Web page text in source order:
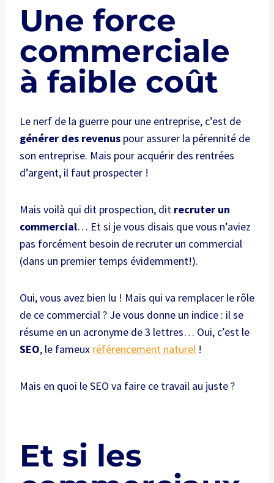
Une force
commerciale
à faible coût
Le nerf de la guerre pour une entreprise, c’est de
générer des revenus pour assurer la pérennité de
son entreprise. Mais pour acquérir des rentrées
d’argent, il faut prospecter !
Mais voilà qui dit prospection, dit recruter un
commercial… Et si je vous disais que vous n’aviez
pas forcément besoin de recruter un commercial
(dans un premier temps évidemment!).
Oui, vous avez bien lu ! Mais qui va remplacer le rôle
de ce commercial ? Je vous donne un indice : il se
résume en un acronyme de 3 lettres… Oui, c’est le
SEO, le fameux référencement naturel !
Mais en quoi le SEO va faire ce travail au juste ?
Et si les